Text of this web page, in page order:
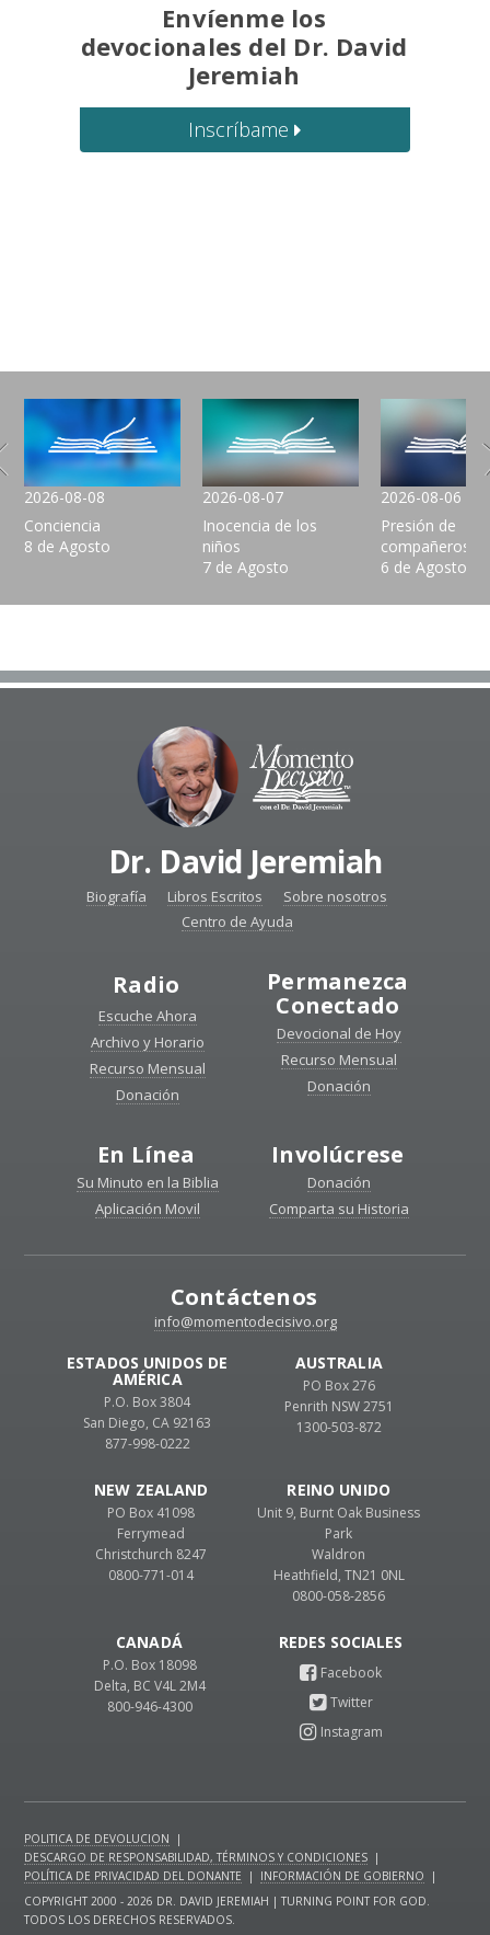
Envíenme los
devocionales del Dr. David
Jeremiah
Inscríbame
2026-08-08
Conciencia
8 de Agosto
2026-08-07
Inocencia de los
niños
7 de Agosto
2026-08-06
Presión de
compañeros
6 de Agosto
Dr. David Jeremiah
Biografía Libros Escritos
Sobre nosotros
Centro de Ayuda
Radio
Escuche Ahora
Archivo y Horario
Recurso Mensual
Donación
Permanezca
Conectado
Devocional de Hoy
Recurso Mensual
Donación
En Línea
Su Minuto en la Biblia
Aplicación Movil
Involúcrese
Donación
Comparta su Historia
Contáctenos
info@momentodecisivo.org
ESTADOS UNIDOS DE
AMÉRICA
P.O. Box 3804
San Diego, CA 92163
877-998-0222
CANADÁ
P.O. Box 18098
Delta, BC V4L 2M4
800-946-4300
REINO UNIDO
Unit 9, Burnt Oak Business
Park
Waldron
Heathfield, TN21 0NL
0800-058-2856
AUSTRALIA
PO Box 276
Penrith NSW 2751
1300-503-872
NEW ZEALAND
PO Box 41098
Ferrymead
Christchurch 8247
0800-771-014
POLITICA DE DEVOLUCION
|
DESCARGO DE RESPONSABILIDAD, TÉRMINOS Y CONDICIONES |
POLÍTICA DE PRIVACIDAD DEL DONANTE
| INFORMACIÓN DE GOBIERNO
|
COPYRIGHT 2000 - 2026 DR. DAVID JEREMIAH | TURNING POINT FOR GOD.
TODOS LOS DERECHOS RESERVADOS.